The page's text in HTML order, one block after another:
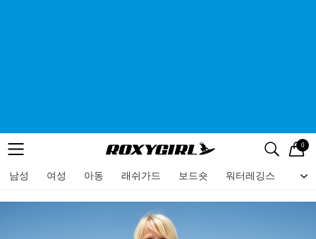
메뉴 검색
로고 0
남성 여성 아동 래쉬가드 보드숏 워터레깅스 비
메뉴